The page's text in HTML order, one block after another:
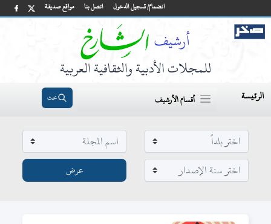
مواقع صديقة اتصل بنا انضمام/ تسجيل الدخول
للمجلات الأدبية والثقافية العربية
الرئيسة أقسام الأرشيف بحث